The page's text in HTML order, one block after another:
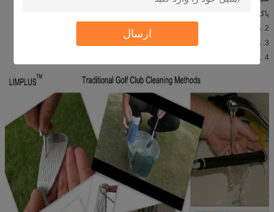
ارسال
پاک با دست حدود نیم ساعت برای فقط 1 باشگاه گلف هزینه.
2. ذخیره هزینه نیروی کار. را به دست رایگان از مایع است.
3. بدون آسیب potencial به باشگاه گلف در طول فرایند تمیز کردن
4. پول از طریق ارائه خدمات تمیز کردن به بازیکنان گلف.